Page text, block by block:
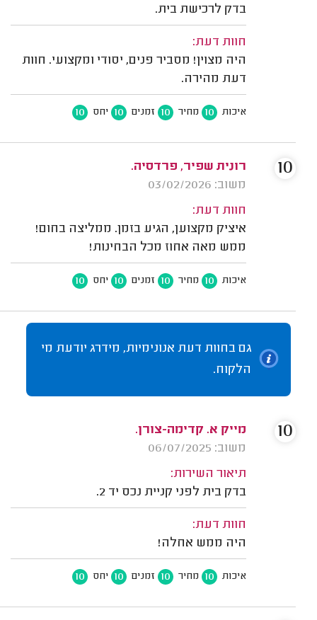
בדק לרכישת בית.
חוות דעת:
היה מצוין! מסביר פנים, יסודי ומקצועי. חוות
דעת מהירה.
איכות 10 מחיר 10 זמנים 10 יחס 10
רונית שפיר, פרדסיה.
משוב: 03/02/2026
חוות דעת:
איציק מקצוען, הגיע בזמן. ממליצה בחום!
ממש מאה אחוז מכל הבחינות!
איכות 10 מחיר 10 זמנים 10 יחס 10
10
גם בחוות דעת אנונימיות, מידרג יודעת מי
הלקוח.
מייק א. קדימה-צורן.
משוב: 06/07/2025
תיאור השירות:
בדק בית לפני קניית נכס יד 2.
חוות דעת:
היה ממש אחלה!
איכות 10 מחיר 10 זמנים 10 יחס 10
10